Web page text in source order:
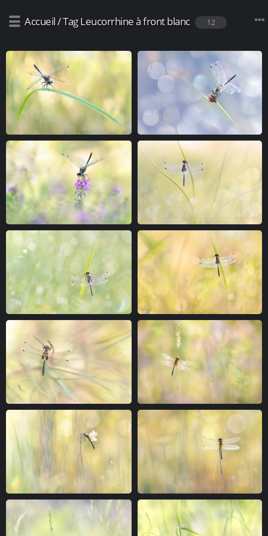
Accueil/TagLeucorrhine à front blanc 12